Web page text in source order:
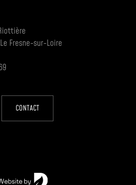
Fresne-sur-Loire
CONTACT